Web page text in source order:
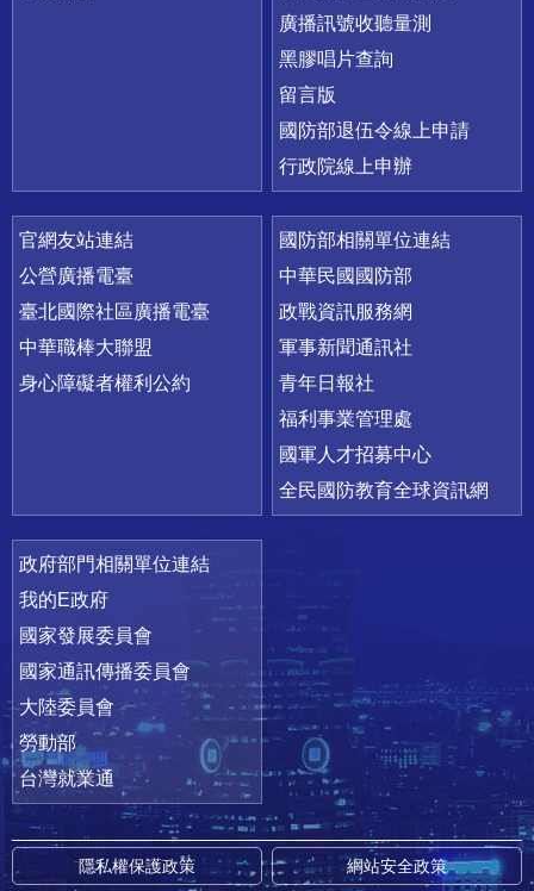
廣播訊號收聽量測
黑膠唱片查詢
留言版
國防部退伍令線上申請
行政院線上申辦
官網友站連結
公營廣播電臺
臺北國際社區廣播電臺
中華職棒大聯盟
身心障礙者權利公約
國防部相關單位連結
中華民國國防部
政戰資訊服務網
軍事新聞通訊社
青年日報社
福利事業管理處
國軍人才招募中心
全民國防教育全球資訊網
政府部門相關單位連結
我的E政府
國家發展委員會
國家通訊傳播委員會
大陸委員會
勞動部
台灣就業通
隱私權保護政策 網站安全政策